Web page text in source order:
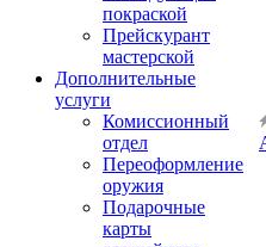
покраской
Прейскурант
мастерской
Дополнительные
услуги
Комиссионный
отдел
Переоформление
оружия
Подарочные
карты